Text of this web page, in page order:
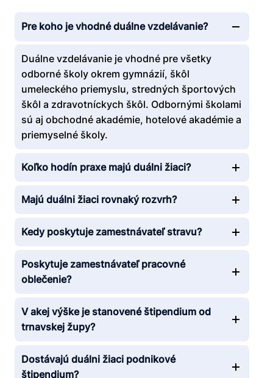
Pre koho je vhodné duálne vzdelávanie?
Duálne vzdelávanie je vhodné pre všetky
odborné školy okrem gymnázií, škôl
umeleckého priemyslu, stredných športových
škôl a zdravotníckych škôl. Odbornými školami
sú aj obchodné akadémie, hotelové akadémie a
priemyselné školy.
Koľko hodín praxe majú duálni žiaci?
Majú duálni žiaci rovnaký rozvrh?
Kedy poskytuje zamestnávateľ stravu?
Poskytuje zamestnávateľ pracovné
oblečenie?
V akej výške je stanovené štipendium od
trnavskej župy?
Dostávajú duálni žiaci podnikové
štipendium?